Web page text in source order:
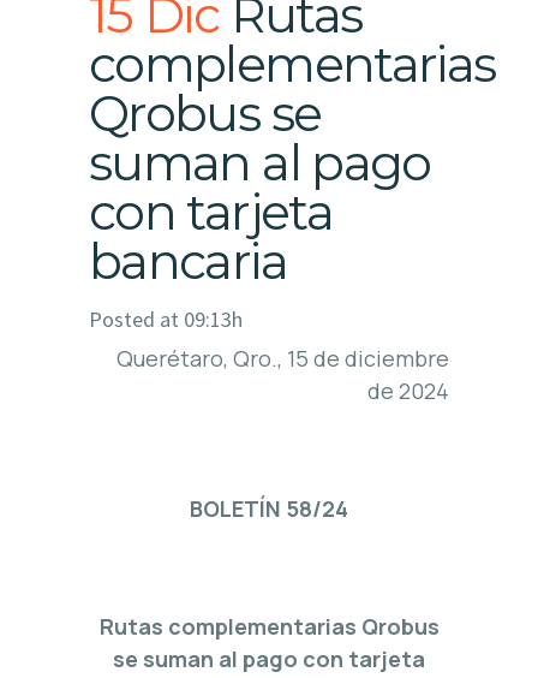
15 DicRutas
complementarias
Qrobus se
suman al pago
con tarjeta
bancaria
Posted at 09:13h
Querétaro, Qro., 15 de diciembre
de 2024
BOLETÍN 58/24
Rutas complementarias Qrobus
se suman al pago con tarjeta